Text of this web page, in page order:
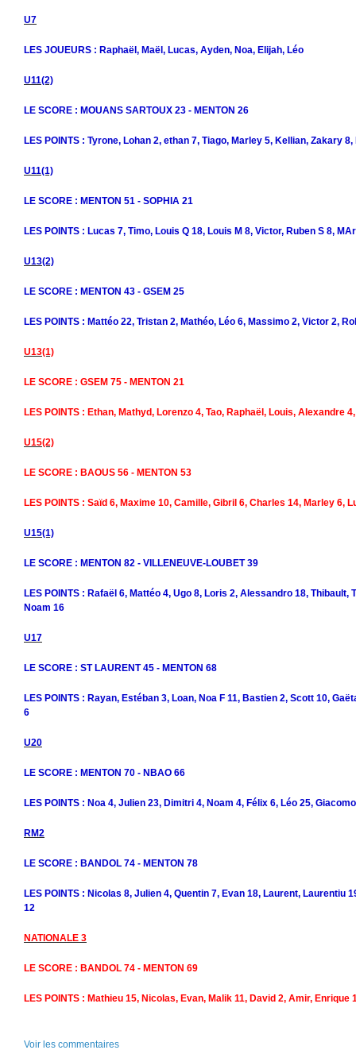
U7
LES JOUEURS : Raphaël, Maël, Lucas, Ayden, Noa, Elijah, Léo
U11(2)
LE SCORE : MOUANS SARTOUX 23 - MENTON 26
LES POINTS : Tyrone, Lohan 2, ethan 7, Tiago, Marley 5, Kellian, Zakary
U11(1)
LE SCORE : MENTON 51 - SOPHIA 21
LES POINTS : Lucas 7, Timo, Louis Q 18, Louis M 8, Victor, Ruben S 8,
U13(2)
LE SCORE : MENTON 43 - GSEM 25
LES POINTS : Mattéo 22, Tristan 2, Mathéo, Léo 6, Massimo 2, Victor 2,
U13(1)
LE SCORE : GSEM 75 - MENTON 21
LES POINTS : Ethan, Mathyd, Lorenzo 4, Tao, Raphaël, Louis, Alexandre
U15(2)
LE SCORE : BAOUS 56 - MENTON 53
LES POINTS : Saïd 6, Maxime 10, Camille, Gibril 6, Charles 14, Marley 6,
U15(1)
LE SCORE : MENTON 82 - VILLENEUVE-LOUBET 39
LES POINTS : Rafaël 6, Mattéo 4, Ugo 8, Loris 2, Alessandro 18, Thibault,
Noam 16
U17
LE SCORE : ST LAURENT 45 - MENTON 68
LES POINTS : Rayan, Estéban 3, Loan, Noa F 11, Bastien 2, Scott 10,
6
U20
LE SCORE : MENTON 70 - NBAO 66
LES POINTS : Noa 4, Julien 23, Dimitri 4, Noam 4, Félix 6, Léo 25,
RM2
LE SCORE : BANDOL 74 - MENTON 78
LES POINTS : Nicolas 8, Julien 4, Quentin 7, Evan 18, Laurent, Laurentiu
12
NATIONALE 3
LE SCORE : BANDOL 74 - MENTON 69
LES POINTS : Mathieu 15, Nicolas, Evan, Malik 11, David 2, Amir, Enrique
Voir les commentaires